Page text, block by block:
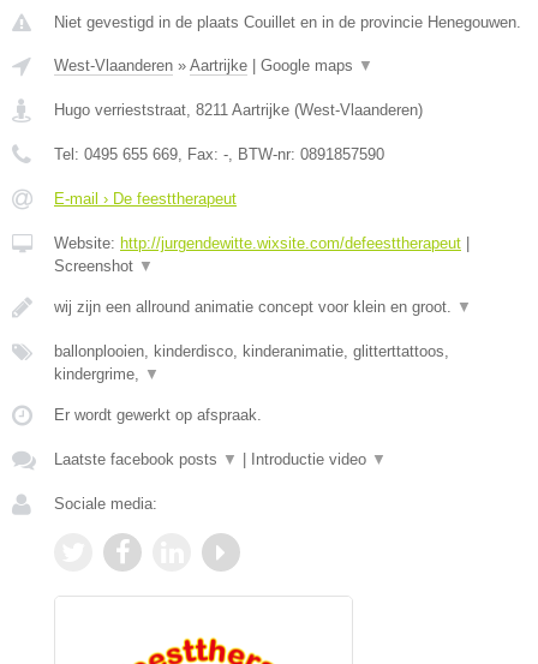
Niet gevestigd in de plaats Couillet en in de provincie Henegouwen.
West-Vlaanderen » Aartrijke | Google maps ▼
Hugo verrieststraat 8211 Aartrijke (West-Vlaanderen)
Tel: 0495 655 669 , Fax: - , BTW-nr: 0891857590
E-mail › De feesttherapeut
Website: http://jurgendewitte.wixsite.com/defeesttherapeut |
Screenshot ▼
wij zijn een allround animatie concept voor klein en groot. ▼
ballonplooien, kinderdisco, kinderanimatie, glitterttattoos,
kindergrime,
▼
Er wordt gewerkt op afspraak.
Laatste facebook posts ▼ | Introductie video ▼
Sociale media: